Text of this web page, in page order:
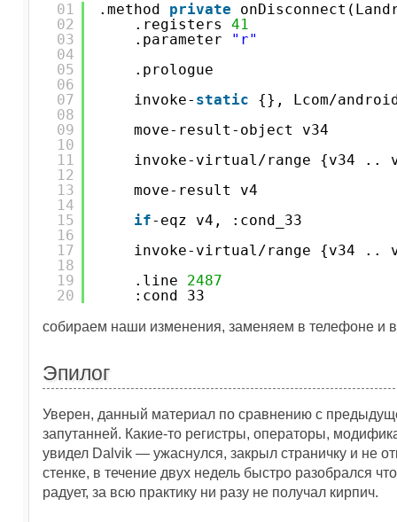
01
02
03
04
05
06
07
08
09
10
11
12
13
14
15
16
17
18
19
20
.method private
.registers 41
.parameter
"r"
.prologue
invoke- static
{}, Lcom/
move-result-object v34
invoke-virtual/range {v34 ..
move-result v4
if-eqz v4, :cond_33
invoke-virtual/range {v34 ..
.line 2487
:cond_33
собираем наши изменения, заменяем в телефоне и
Эпилог
Уверен, данный материал по сравнению с
запутанней. Какие-то регистры, операторы,
увидел Dalvik — ужаснулся, закрыл страничку и не
стенке, в течение двух недель быстро разобрался
радует, за всю практику ни разу не получал кирпич.